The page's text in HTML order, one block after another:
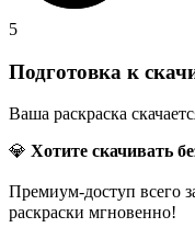
5
Подготовка к
Ваша раскраска
💎 Хотите скачивать
Премиум-доступ всего
раскраски мгновенно!